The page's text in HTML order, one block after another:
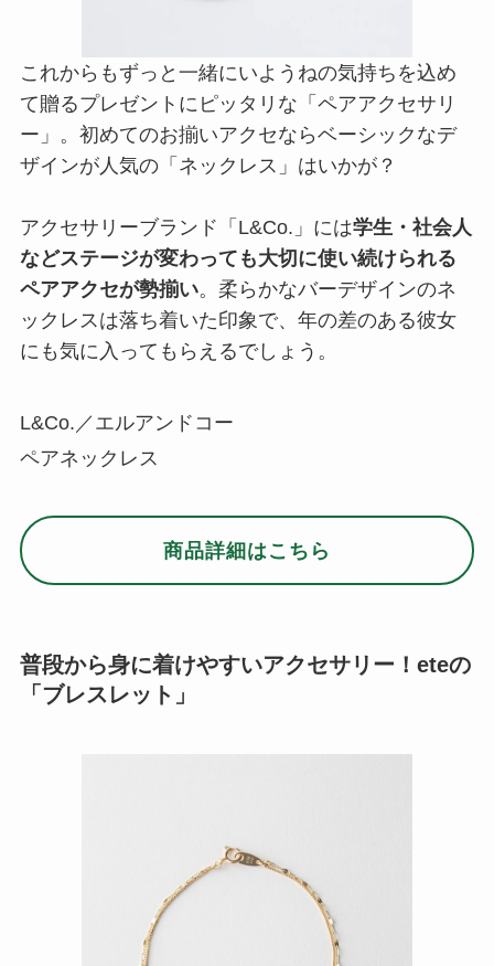
これからもずっと一緒にいようねの気持ちを込め
て贈るプレゼントにピッタリな「ペアアクセサリ
ー」。初めてのお揃いアクセならベーシックなデ
ザインが人気の「ネックレス」はいかが？
アクセサリーブランド「L&Co.」には学生・社会人
などステージが変わっても大切に使い続けられる
ペアアクセが勢揃い。柔らかなバーデザインのネ
ックレスは落ち着いた印象で、年の差のある彼女
にも気に入ってもらえるでしょう。
L&Co.／エルアンドコー
ペアネックレス
商品詳細はこちら
普段から身に着けやすいアクセサリー！eteの
「ブレスレット」